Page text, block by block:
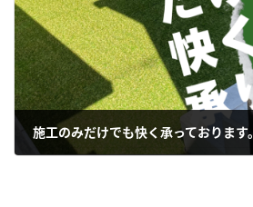
施工のみだけでも快く承っております。